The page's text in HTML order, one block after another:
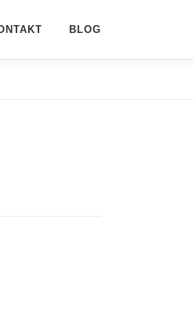
BLOG